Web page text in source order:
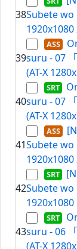
38Subete wo
39suru - 07
(AT-X
40suru - 07
(AT-X
41Subete wo
1920x1080
42Subete wo
43suru - 06
(AT-X